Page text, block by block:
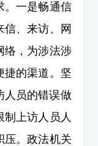
。一是畅通信
信、来访、网
络，为涉法涉
捷的渠道。坚
人员的错误做
制上访人员人
压。政法机关